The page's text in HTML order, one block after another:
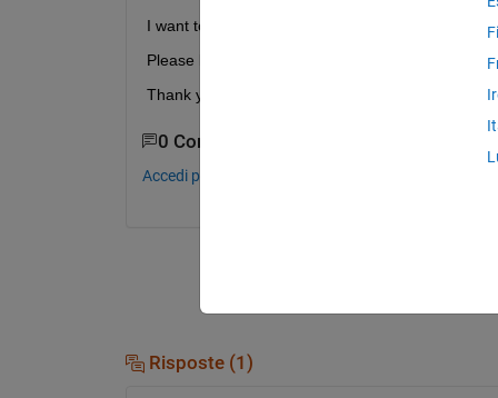
I want to know how to execute .exe file on linaro
Please let me know how to execute....
Thank you for reading.
0 Commenti
Accedi per commentare.
Risposte (1)